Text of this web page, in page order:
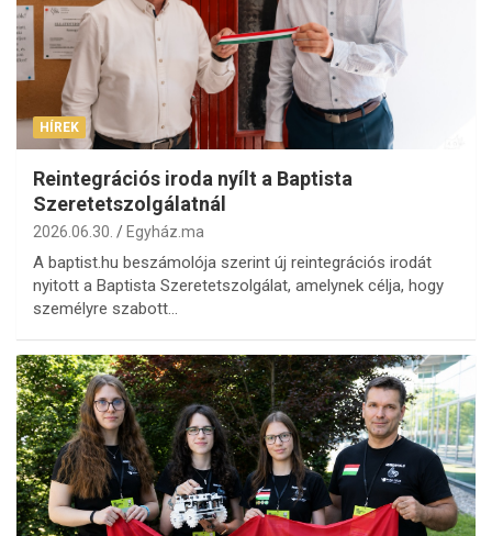
HÍREK
Reintegrációs iroda nyílt a Baptista
Szeretetszolgálatnál
2026.06.30. Egyház.ma
A baptist.hu beszámolója szerint új reintegrációs irodát
nyitott a Baptista Szeretetszolgálat, amelynek célja, hogy
személyre szabott…